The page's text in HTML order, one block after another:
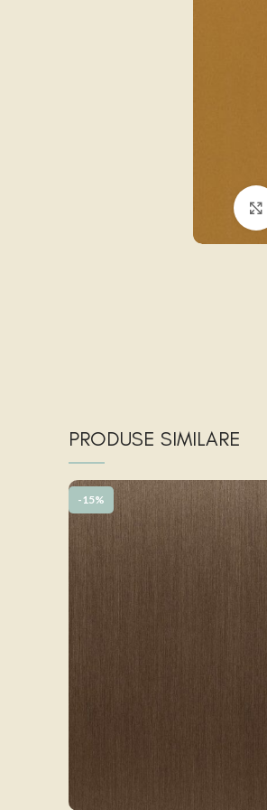
PRODUSE SIMILARE
-15%